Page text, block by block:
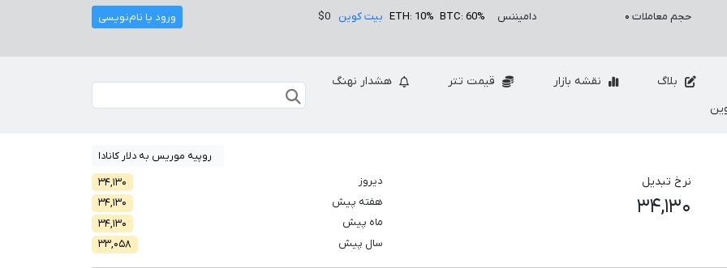
حجم معاملات ۰ دامیننس BTC: 60%
ETH: 10% بیت کوین $0 ورود یا نام‌نویسی
بلاگ نقشه بازار قیمت تتر
هشدار نهنگ
روپیه موریس به دلار کانادا
نرخ تبدیل
۳۴,۱۳۰
دیروز
۳۴,۱۳۰
هفته پیش
۳۴,۱۳۰
ماه پیش
۳۴,۱۳۰
سال پیش
۳۳,۰۵۸